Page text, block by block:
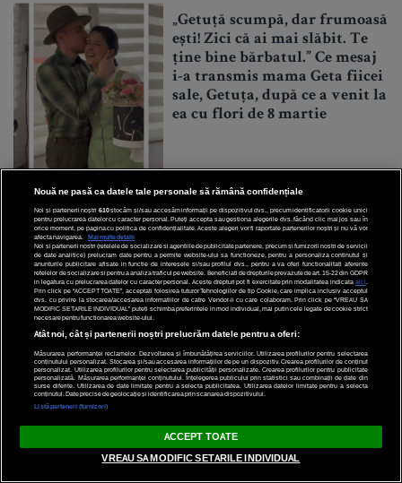
„Getuță scumpă, dar frumoasă
ești! Zici că ai mai slăbit. Te
ține bine bărbatul.” Ce mesaj
i-a transmis mama Geta fiicei
sale, Getuța, după ce a venit la
ea cu flori de 8 martie
Articole recomandate
HOROSCOP
Chiron retrograd în Taur (3
”a (NU) avea”! Un tranzit
retrograd cum nu am mai
avut din 1983
Nouă ne pasă ca datele tale personale să rămână confidențiale
Noi și partenerii noștri 610stocăm și/sau accesăm informații pe dispozitivul dvs., precum identificatorii cookie unici
pentru prelucrarea datelor cu caracter personal. Puteți accepta sau gestiona alegerile dvs. făcând clic mai jos sau în
orice moment, pe pagina cu politica de confidențialitate. Aceste alegeri vor fi raportate partenerilor noștri și nu vă vor
afecta navigarea.
Mai multe detalii
Noi si partenerii nostri (retelele de socializare si agentiile de publicitate partenere, precum si furnizorii nostri de servicii
de date analitice) prelucram date pentru a permite website-ului sa functioneze, pentru a personaliza continutul si
anunturile publicitare afisate in functie de interesele si/sau profilul dvs., pentru a va oferi functionalitati aferente
retelelor de socializare si pentru a analiza traficul pe website. Beneficiati de drepturile prevazute de art. 15-22 din GDPR
in legatura cu prelucrarea datelor cu caracter personal. Aceste drepturi pot fi exercitate prin modalitatea indicata aici
Prin click pe “ACCEPT TOATE”, acceptati folosirea tuturor Tehnologiilor de tip Cookie, care implica inclusiv acceptul
dvs. cu privire la stocarea/accesarea informatiilor de catre Vendor-ii cu care colaboram. Prin click pe “VREAU SA
MODIFIC SETARILE INDIVIDUAL” puteti schimba preferintele in mod individual, mai putin cele legate de cookie strict
necesare pentru functionarea website-ului.
Atât noi, cât și partenerii noștri prelucrăm datele pentru a oferi:
Măsurarea performanței reclamelor. Dezvoltarea și îmbunătățirea serviciilor. Utilizarea profilurilor pentru selectarea
conținutului personalizat. Stocarea și/sau accesarea informațiilor de pe un dispozitiv. Crearea profilurilor de conținut
personalizat. Utilizarea profilurilor pentru selectarea publicității personalizate. Crearea profilurilor pentru publicitate
personalizată. Măsurarea performanței conținutului. Înțelegerea publicului prin statistici sau combinații de date din
surse diferite. Utilizarea de date limitate pentru a selecta publicitatea. Utilizarea datelor limitate pentru a selecta
conținutul. Date precise de geolocație și identificarea prin scanarea dispozitivului.
Listă parteneri (furnizori)
ACCEPT TOATE
VREAU SA MODIFIC SETARILE INDIVIDUAL